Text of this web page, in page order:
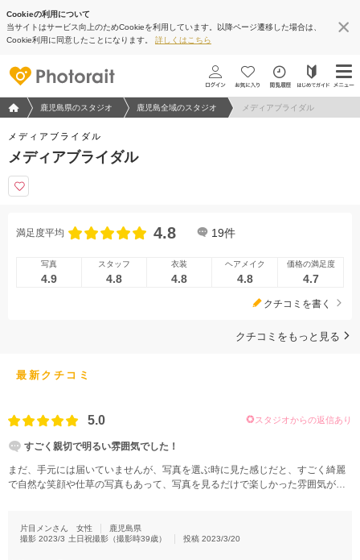
Cookieの利用について
当サイトはサービス向上のためCookieを利用しています。以降ページ遷移した場合は、
Cookie利用に同意したことになります。 詳しくはこちら
フォトウエディング/結婚写真のPhotorait ホーム
鹿児島県のスタジオ 鹿児島全域のスタジオ メディアブライダル
メディアブライダル
メディアブライダル
満足度平均 4.8 19件
写真
4.9
スタッフ
4.8
衣装
4.8
ヘアメイク
4.8
価格の満足度
4.7
クチコミを書く
クチコミをもっと見る
最新クチコミ
5.0 スタジオからの返信あり
すごく親切で明るい雰囲気でした！
まだ、手元には届いていませんが、写真を選ぶ時に見た感じだと、すごく綺麗
で自然な笑顔や仕草の写真もあって、写真を見るだけで楽しかった雰囲気が分
片目メンさん 女性
鹿児島県
撮影 2023/3 土日祝撮影 （撮影時39歳） 投稿 2023/3/20